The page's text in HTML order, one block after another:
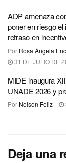
ADP amenaza
poner en riesgo
retraso en
Por Rosa Ángela
31 DE JULIO DE
MIDE inaugura
UNADE 2026 y
Por Nelson Feliz
Deja una